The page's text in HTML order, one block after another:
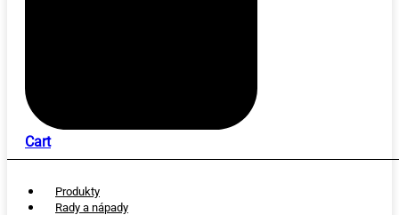
Cart
Produkty
Rady a nápady